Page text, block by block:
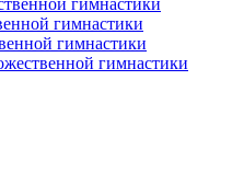
гимнастики
гимнастики
гимнастики
гимнастики